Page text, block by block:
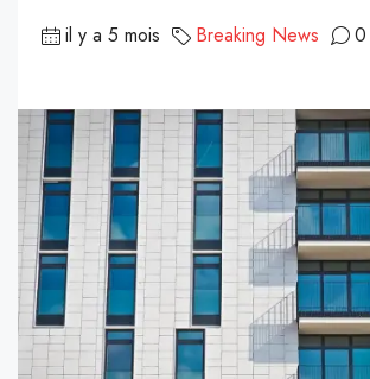
il y a 5 mois Breaking News 0